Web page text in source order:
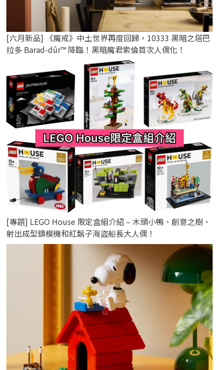
[六月新品] 《魔戒》中土世界再度回歸，10333 黑暗之塔巴
拉多 Barad-dûr™ 降臨！黑暗魔君索倫首次人偶化！
[專題] LEGO House 限定盒組介紹 – 木頭小鴨、創意之樹、
射出成型鑄模機和紅鬍子海盜船長大人偶！